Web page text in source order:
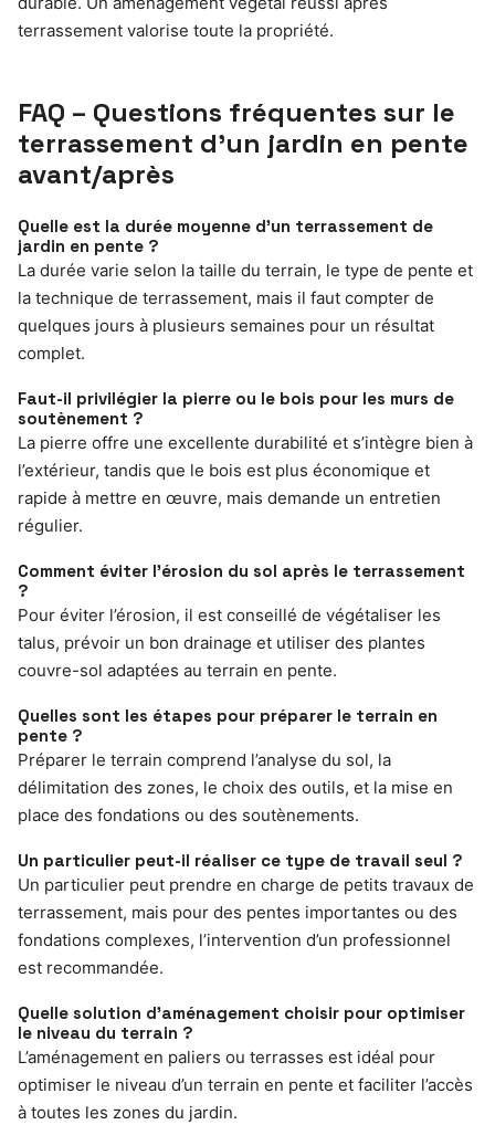
terrassement valorise toute la propriété.
FAQ – Questions fréquentes sur le
terrassement d’un jardin en pente
avant/après
Quelle est la durée moyenne d’un terrassement de
jardin en pente ?
La durée varie selon la taille du terrain, le type de pente et
la technique de terrassement, mais il faut compter de
quelques jours à plusieurs semaines pour un résultat
complet.
Faut-il privilégier la pierre ou le bois pour les murs de
soutènement ?
La pierre offre une excellente durabilité et s’intègre bien à
l’extérieur, tandis que le bois est plus économique et
rapide à mettre en œuvre, mais demande un entretien
régulier.
Comment éviter l’érosion du sol après le terrassement
?
Pour éviter l’érosion, il est conseillé de végétaliser les
talus, prévoir un bon drainage et utiliser des plantes
couvre-sol adaptées au terrain en pente.
Quelles sont les étapes pour préparer le terrain en
pente ?
Préparer le terrain comprend l’analyse du sol, la
délimitation des zones, le choix des outils, et la mise en
place des fondations ou des soutènements.
Un particulier peut-il réaliser ce type de travail seul ?
Un particulier peut prendre en charge de petits travaux de
terrassement, mais pour des pentes importantes ou des
fondations complexes, l’intervention d’un professionnel
est recommandée.
Quelle solution d’aménagement choisir pour optimiser
le niveau du terrain ?
L’aménagement en paliers ou terrasses est idéal pour
optimiser le niveau d’un terrain en pente et faciliter l’accès
à toutes les zones du jardin.